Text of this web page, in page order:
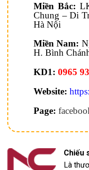
Miền Bắc:
Chung – Di
Hà Nội
Miền Nam:
H. Bình
KD1: 0965
Website:
Page:
Chiếu
Là